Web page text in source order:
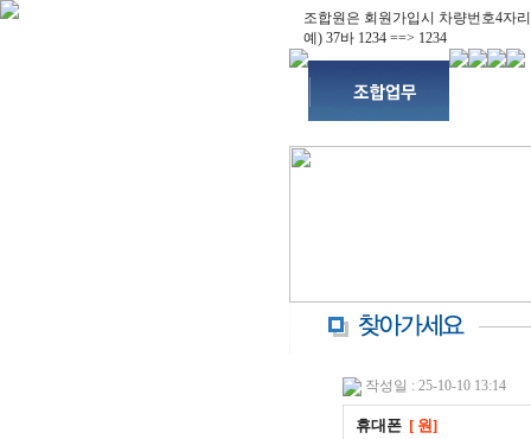
조합원은 회원가입시 차량번호4자
예) 37바 1234 ==> 1234
작성일 : 25-10-10 13:14
휴대폰 [ 원]